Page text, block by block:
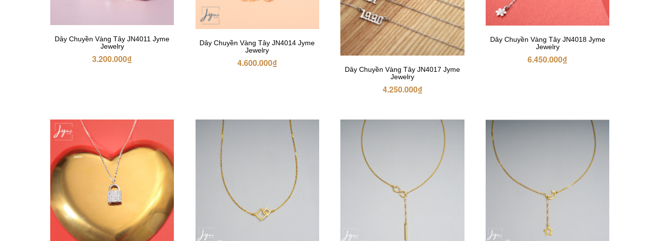
Dây Chuyền Vàng Tây JN4011 Jyme
Jewelry
3.200.000₫
Dây Chuyền Vàng Tây JN4014 Jyme
Jewelry
4.600.000₫
Dây Chuyền Vàng Tây JN4017 Jyme
Jewelry
4.250.000₫
Dây Chuyền Vàng Tây JN4018 Jyme
Jewelry
6.450.000₫